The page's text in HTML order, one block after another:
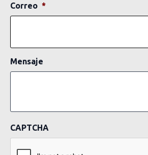
Correo *
Mensaje
CAPTCHA